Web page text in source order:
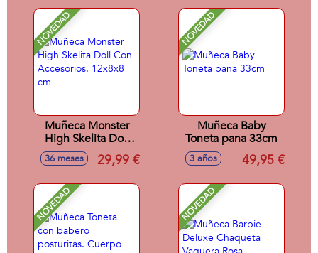
NOVEDAD
Muñeca Monster
High Skelita Doll
Con Accesorios.
12x8x8 cm
36 meses 29,99 €
NOVEDAD
Muñeca Baby
Toneta pana 33cm
3 años 49,95 €
NOVEDAD NOVEDAD